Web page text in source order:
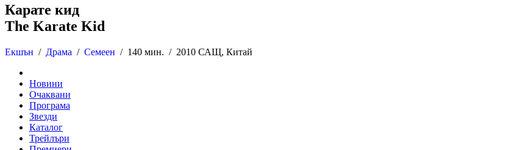
Карате кид
The Karate Kid
Екшън / Драма / Семеен / 140 мин. / 2010 САЩ, Китай
Новини
Очаквани
Програма
Звезди
Каталог
Трейлъри